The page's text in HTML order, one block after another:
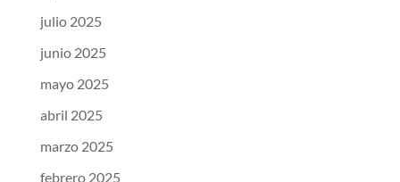
julio 2025
junio 2025
mayo 2025
abril 2025
marzo 2025
febrero 2025